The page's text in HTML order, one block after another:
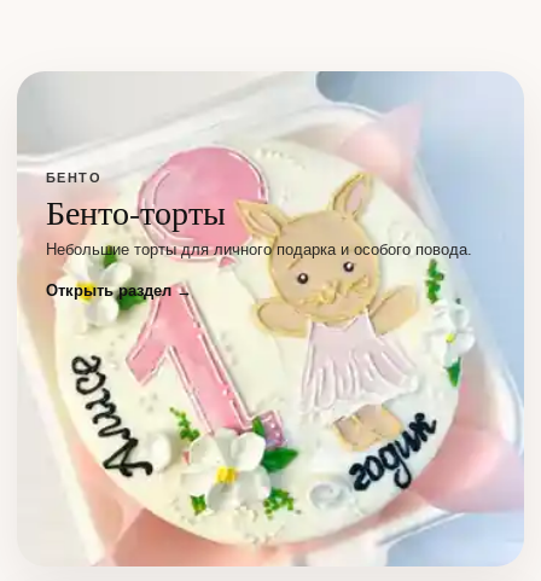
БЕНТО
Бенто-торты
Небольшие торты для личного подарка и особого повода.
Открыть раздел →